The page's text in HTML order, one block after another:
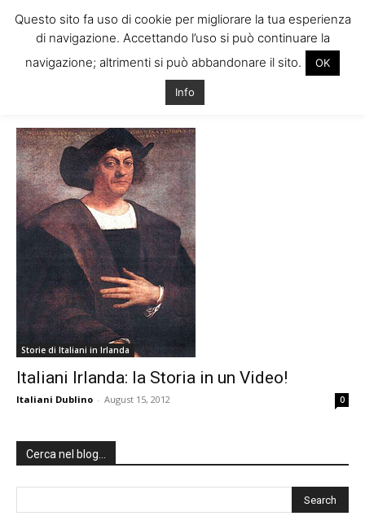
Tag: immigrati italiani irlanda
Storie di Italiani in Irlanda
Italiani Irlanda: la Storia in un Video!
Italiani Dublino - August 15, 2012 0
Cerca nel blog…
Questo sito fa uso di cookie per migliorare la tua esperienza
di navigazione. Accettando l’uso si può continuare la
navigazione; altrimenti si può abbandonare il sito.
OK
Info